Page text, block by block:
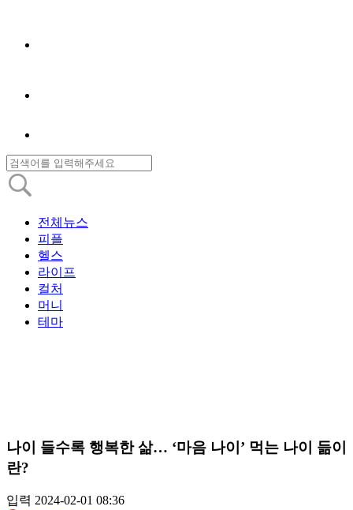
전체뉴스
피플
헬스
라이프
컬처
머니
테마
나이 들수록 행복한 삶… ‘마음 나이’ 먹는 나이 듦이
란?
입력 2024-02-01 08:36